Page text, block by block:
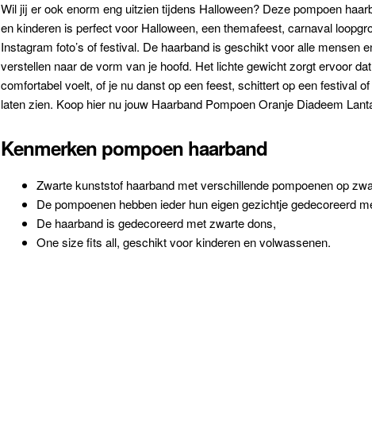
Wil jij er ook enorm eng uitzien tijdens Halloween? Deze pompoen
en kinderen is perfect voor Halloween, een themafeest, carnaval
Instagram foto’s of festival. De haarband is geschikt voor alle mensen
verstellen naar de vorm van je hoofd. Het lichte gewicht zorgt ervoor
comfortabel voelt, of je nu danst op een feest, schittert op een festival
laten zien. Koop hier nu jouw Haarband Pompoen Oranje Diadeem
Kenmerken pompoen haarband
Zwarte kunststof haarband met verschillende pompoenen op
De pompoenen hebben ieder hun eigen gezichtje gedecoreerd
De haarband is gedecoreerd met zwarte dons,
One size fits all, geschikt voor kinderen en volwassenen.